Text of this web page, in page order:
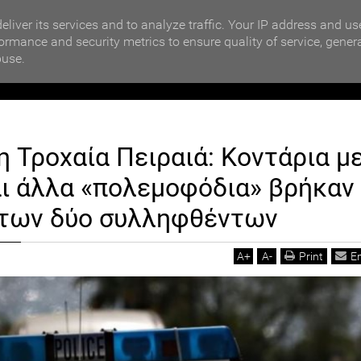
Κοντάρια με πυρσούς και άλλα «πολεμοφόδια» βρήκαν στα σπίτια των δύο
Τροχαία Πειραιά: Κοντάρια
άλλα «πολεμοφόδια» βρήκαν
δύο συλληφθέντων
A+ A- Print
its services and to analyze traffic. Your IP address and
and security metrics to ensure quality of service,